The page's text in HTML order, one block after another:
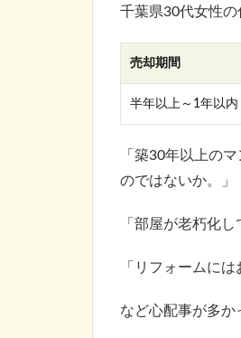
千葉県30代女性の
売却期間
半年以上～1年以内
「築30年以上の
のではないか。」
「部屋が老朽化
「リフォームに
など心配事が多か